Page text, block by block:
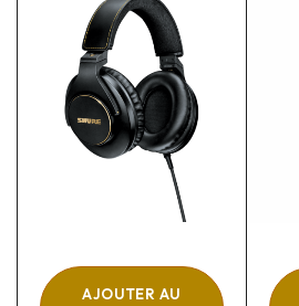
AJOUTER AU